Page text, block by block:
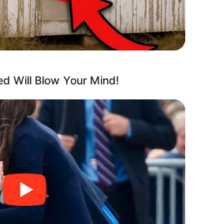
Will Blow Your Mind!